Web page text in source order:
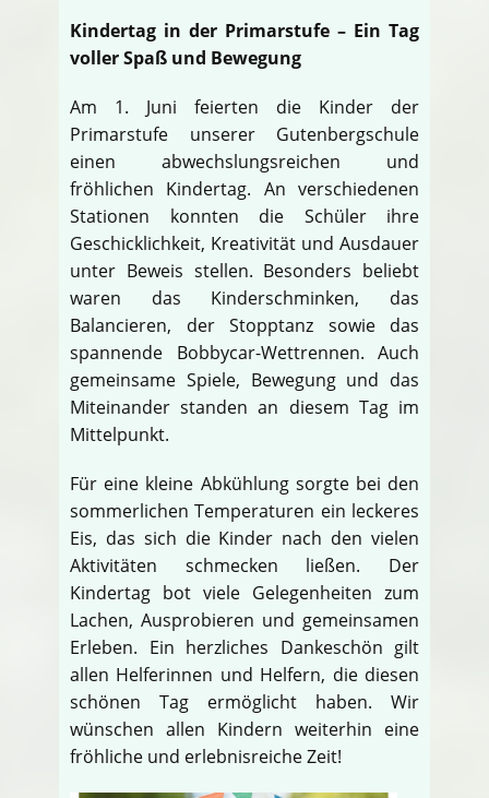
Kindertag in der Primarstufe – Ein Tag
voller Spaß und Bewegung
Am 1. Juni feierten die Kinder der
Primarstufe unserer Gutenbergschule
einen abwechslungsreichen und
fröhlichen Kindertag. An verschiedenen
Stationen konnten die Schüler ihre
Geschicklichkeit, Kreativität und Ausdauer
unter Beweis stellen. Besonders beliebt
waren das Kinderschminken, das
Balancieren, der Stopptanz sowie das
spannende Bobbycar-Wettrennen. Auch
gemeinsame Spiele, Bewegung und das
Miteinander standen an diesem Tag im
Mittelpunkt.
Für eine kleine Abkühlung sorgte bei den
sommerlichen Temperaturen ein leckeres
Eis, das sich die Kinder nach den vielen
Aktivitäten schmecken ließen. Der
Kindertag bot viele Gelegenheiten zum
Lachen, Ausprobieren und gemeinsamen
Erleben. Ein herzliches Dankeschön gilt
allen Helferinnen und Helfern, die diesen
schönen Tag ermöglicht haben. Wir
wünschen allen Kindern weiterhin eine
fröhliche und erlebnisreiche Zeit!